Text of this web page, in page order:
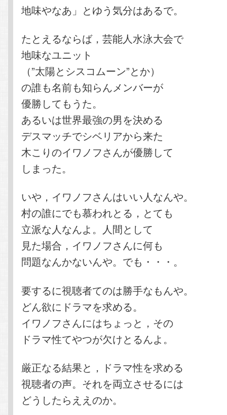
地味やなあ」とゆう気分はあるで。
たとえるならば，芸能人水泳大会で
地味なユニット
（”太陽とシスコムーン”とか）
の誰も名前も知らんメンバーが
優勝してもうた。
あるいは世界最強の男を決める
デスマッチでシベリアから来た
木こりのイワノフさんが優勝して
しまった。
いや，イワノフさんはいい人なんや。
村の誰にでも慕われとる，とても
立派な人なんよ。人間として
見た場合，イワノフさんに何も
問題なんかないんや。でも・・・。
要するに視聴者てのは勝手なもんや。
どん欲にドラマを求める。
イワノフさんにはちょっと，その
ドラマ性てやつが欠けとるんよ。
厳正なる結果と，ドラマ性を求める
視聴者の声。それを両立させるには
どうしたらええのか。